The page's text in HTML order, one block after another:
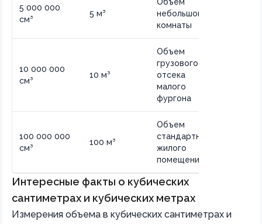
5 000 000
см³
5 м³
небольшой
комнаты
10 000 000
см³
10 м³
Объем
грузового
отсека
малого
фургона
100 000 000
см³
100 м³
Объем
стандартного
жилого
помещения
Интересные факты о кубических
сантиметрах и кубических метрах
Измерения объема в кубических сантиметрах и